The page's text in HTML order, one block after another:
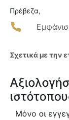
Πρέβεζα,
Σχετικά με την
Μόνο οι